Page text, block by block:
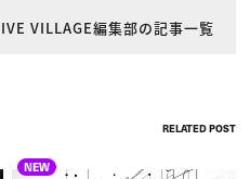
VILLAGE編集部の記事一覧
RELATED POST
NEW